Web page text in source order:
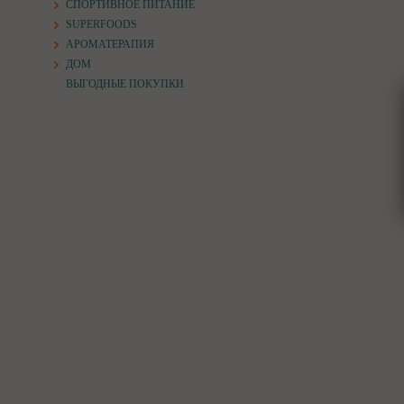
СПОРТИВНОЕ ПИТАНИЕ
SUPERFOODS
АРОМАТЕРАПИЯ
ДОМ
ВЫГОДНЫЕ ПОКУПКИ